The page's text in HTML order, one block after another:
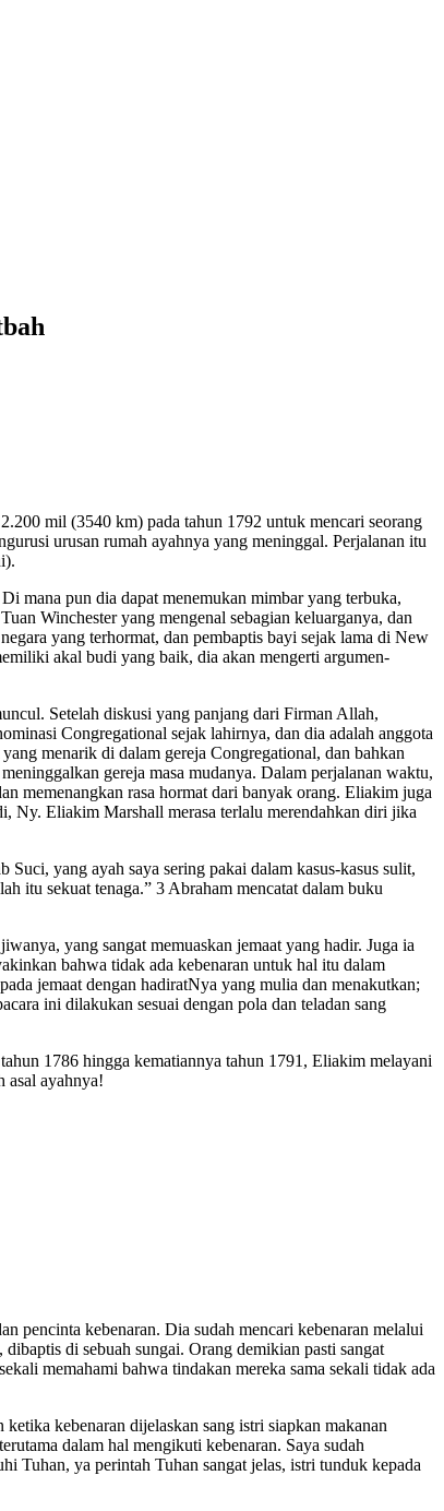
mil (3540 km) pada tahun 1792 untuk mencari seorang
urusan rumah ayahnya yang meninggal. Perjalanan itu
mana pun dia dapat menemukan mimbar yang terbuka,
Winchester yang mengenal sebagian keluarganya, dan
yang terhormat, dan pembaptis bayi sejak lama di New
akal budi yang baik, dia akan mengerti argumen-
Setelah diskusi yang panjang dari Firman Allah,
Congregational sejak lahirnya, dan dia adalah anggota
menarik di dalam gereja Congregational, dan bahkan
gereja masa mudanya. Dalam perjalanan waktu,
memenangkan rasa hormat dari banyak orang. Eliakim juga
Ny. Eliakim Marshall merasa terlalu merendahkan diri jika
yang ayah saya sering pakai dalam kasus-kasus sulit,
itu sekuat tenaga.” 3 Abraham mencatat dalam buku
yang sangat memuaskan jemaat yang hadir. Juga ia
bahwa tidak ada kebenaran untuk hal itu dalam
jemaat dengan hadiratNya yang mulia dan menakutkan;
ini dilakukan sesuai dengan pola dan teladan sang
1786 hingga kematiannya tahun 1791, Eliakim melayani
asal ayahnya!
pencinta kebenaran. Dia sudah mencari kebenaran melalui
di sebuah sungai. Orang demikian pasti sangat
memahami bahwa tindakan mereka sama sekali tidak ada
kebenaran dijelaskan sang istri siapkan makanan
dalam hal mengikuti kebenaran. Saya sudah
Tuhan, ya perintah Tuhan sangat jelas, istri tunduk kepada